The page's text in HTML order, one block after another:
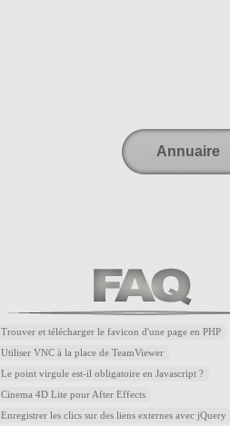
Annuaire
Trouver et télécharger le favicon d'une page en PHP
Utiliser VNC à la place de TeamViewer
Le point virgule est-il obligatoire en Javascript ?
Cinema 4D Lite pour After Effects
Enregistrer les clics sur des liens externes avec jQuery